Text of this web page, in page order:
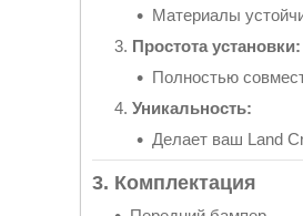
Материалы
Простота установки:
Полностью
Уникальность:
Делает ваш Land
3. Комплектация